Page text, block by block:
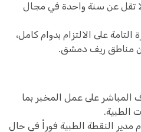
تقل عن سنة واحدة في مجال
التامة على الالتزام بدوام كامل،
مناطق ريف دمشق.
المباشر على عمل المخبر بما
الطبية.
مدير النقطة الطبية فوراً في حال